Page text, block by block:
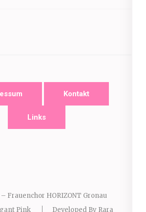
Kontakt
Links
Frauenchor HORIZONT Gronau
Pink Developed By Rara